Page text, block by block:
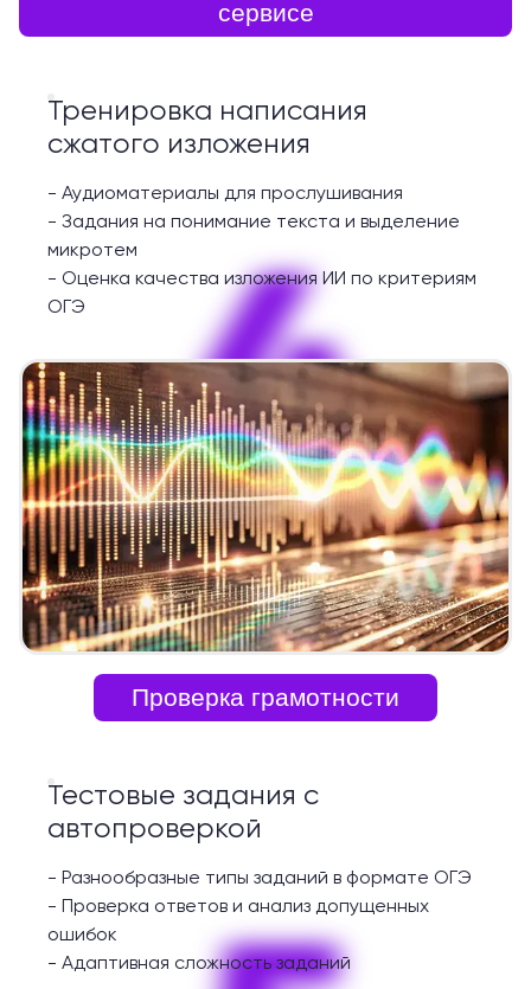
сервисе
4
Тренировка написания
сжатого изложения
- Аудиоматериалы для прослушивания
- Задания на понимание текста и выделение
микротем
- Оценка качества изложения ИИ по критериям
ОГЭ
Проверка грамотности
Тестовые задания с
автопроверкой
- Разнообразные типы заданий в формате ОГЭ
- Проверка ответов и анализ допущенных
ошибок
- Адаптивная сложность заданий